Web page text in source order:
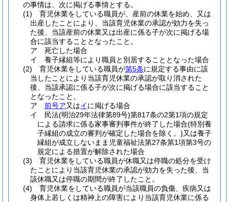
の事情は、次に掲げる事情とする。
(1)
育児休業をしている職員が、産前の休業を始め、又は
出産したことにより、当該育児休業の承認が効力を失っ
た後、当該産前の休業又は出産に係る子が次に掲げる場
合に該当することとなったこと。
ア
死亡した場合
イ
養子縁組等により職員と別居することとなった場合
(2)
育児休業をしている職員が第5条に規定する事由に該
当したことにより当該育児休業の承認が取り消された
後、当該承認に係る子が次に掲げる場合に該当すること
となったこと。
ア
前号ア又はイに掲げる場合
イ
民法(明治29年法律第89号)第817条の2第1項の規定
による請求に係る家事審判事件が終了した場合(特別養
子縁組の成立の審判が確定した場合を除く。)又は養子
縁組が成立しないまま児童福祉法第27条第1項第3号の
規定による措置が解除された場合
(3)
育児休業をしている職員が休職又は停職の処分を受け
たことにより当該育児休業の承認が効力を失った後、当
該休職又は停職の期間が終了したこと。
(4)
育児休業をしている職員が当該職員の負傷、疾病又は
身体上若しくは精神上の障害により当該育児休業に係る